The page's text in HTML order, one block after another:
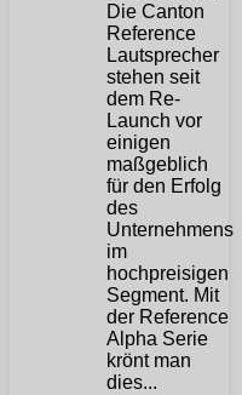
Die Canton
Reference
Lautsprecher
stehen seit
dem Re-
Launch vor
einigen
maßgeblich
für den Erfolg
des
Unternehmens
im
hochpreisigen
Segment. Mit
der Reference
Alpha Serie
krönt man
dies...